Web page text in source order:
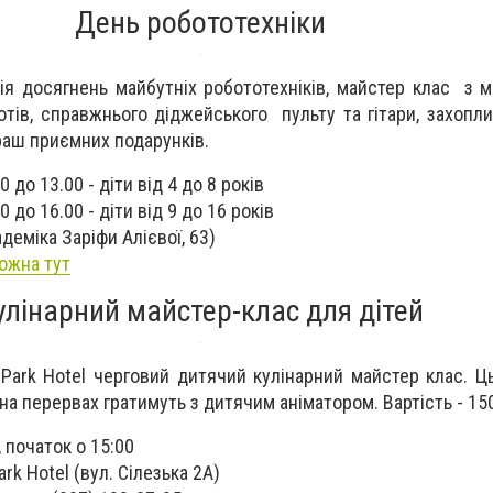
День робототехніки
досягнень майбутніх робототехніків, майстер клас з
справжнього діджейського пульту та гітари,
приємних подарунків.
до 13.00 - діти від 4 до 8 років
до 16.00 - діти від 9 до 16 років
Заріфи Алієвої, 63)
тут
майстер-клас для дітей
Hotel черговий дитячий кулінарний майстер клас.
перервах гратимуть з дитячим аніматором. Вартість -
о 15:00
Hotel (вул. Сілезька 2А)